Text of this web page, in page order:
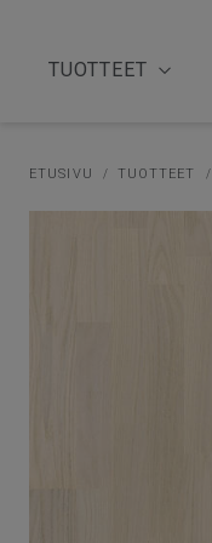
TUOTTEET
ETUSIVU TUOTTEET